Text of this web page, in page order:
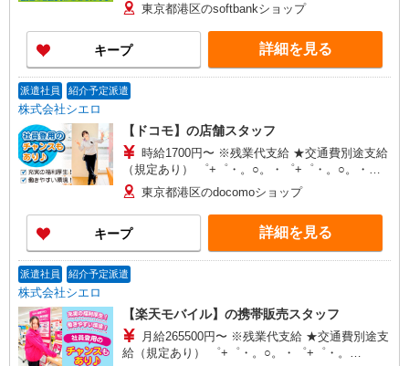
頂くと, インセンティブ支給(規定有) ★月2回払
い・週払い可能（規程有）★ ゜・。○。・゜
+゜・。○。・゜+゜
東京都港区のsoftbankショップ
キープ 詳細を見る
派遣社員 紹介予定派遣
株式会社シエロ
【ドコモ】の店舗スタッフ
時給1700円〜 ※残業代支給 ★交通費別途支給
（規定あり） ゜+゜・。○。・゜+゜・。○。・゜
+゜ 入社祝い金10万円支給(規定有) お友達を紹介
頂くと, インセンティブ支給(規定有) ★月2回払
い・週払い可能（規程有）★ ゜・。○。・゜
+゜・。○。・゜+゜
東京都港区のdocomoショップ
キープ 詳細を見る
派遣社員 紹介予定派遣
株式会社シエロ
【楽天モバイル】の携帯販売スタッフ
月給265500円〜 ※残業代支給 ★交通費別途支
給（規定あり） ゜+゜・。○。・゜+゜・。